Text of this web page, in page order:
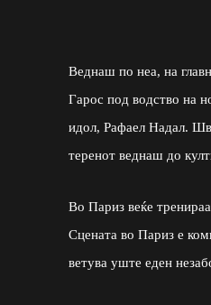
Веднаш по неа, на
Гарос под водство на
идол, Рафаел Надал.
теренот веднаш до
Во Париз веќе
Сцената во Париз е
ветува уште еден